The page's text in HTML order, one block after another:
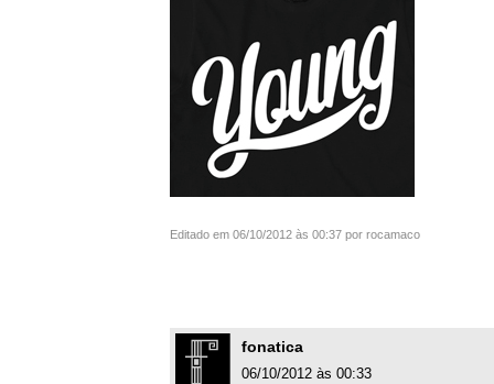
Editado em 06/10/2012 às 00:37 por rocamaco
fonatica
06/10/2012 às 00:33